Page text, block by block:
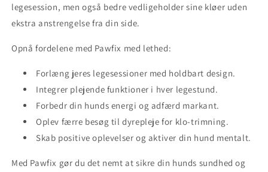
legesession, men også bedre vedligeholder sine kløer uden
ekstra anstrengelse fra din side.
Opnå fordelene med Pawfix med lethed:
Forlæng jeres legesessioner med holdbart design.
Integrer plejende funktioner i hver legestund.
Forbedr din hunds energi og adfærd markant.
Oplev færre besøg til dyrepleje for klo-trimning.
Skab positive oplevelser og aktiver din hund mentalt.
Med Pawfix gør du det nemt at sikre din hunds sundhed og